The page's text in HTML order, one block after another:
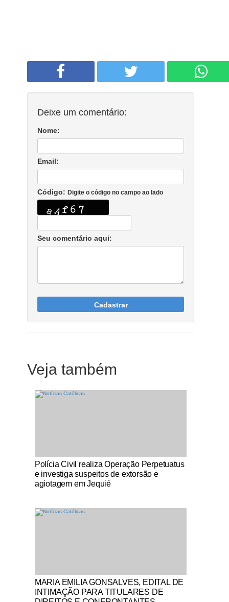
Deixe um comentário:
Nome:
Email:
Código: Digite o código no campo ao lado
Seu comentário aqui:
Cadastrar
Veja também
Notícias Católicas
Polícia Civil realiza Operação Perpetuatus
e investiga suspeitos de extorsão e
agiotagem em Jequié
Notícias Católicas
MARIA EMILIA GONSALVES, EDITAL DE
INTIMAÇÃO PARA TITULARES DE